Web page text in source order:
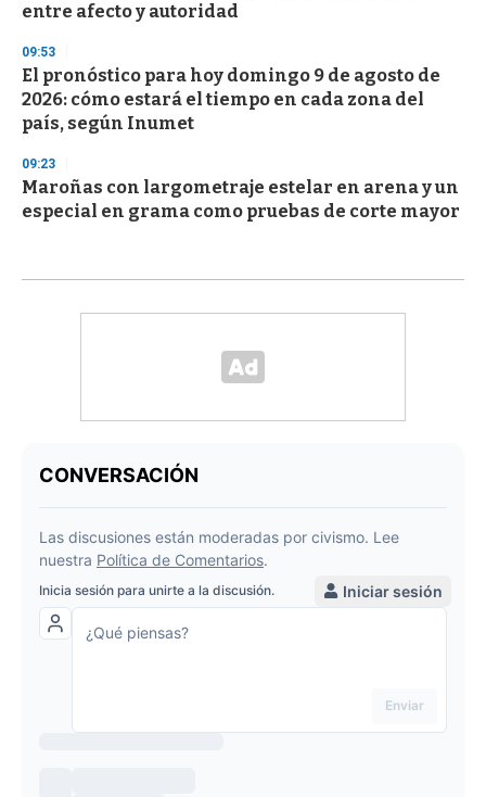
entre afecto y autoridad
09:53
El pronóstico para hoy domingo 9 de agosto de
2026: cómo estará el tiempo en cada zona del
país, según Inumet
09:23
Maroñas con largometraje estelar en arena y un
especial en grama como pruebas de corte mayor